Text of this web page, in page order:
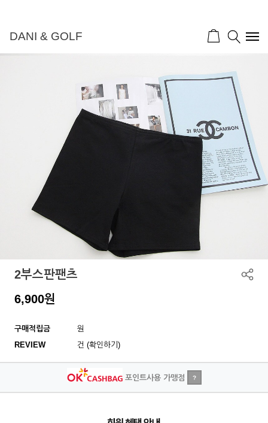
DANI & GOLF
2부스판팬츠
6,900원
구매적립금
원
REVIEW
건 (확인하기)
포인트사용 가맹점 ?